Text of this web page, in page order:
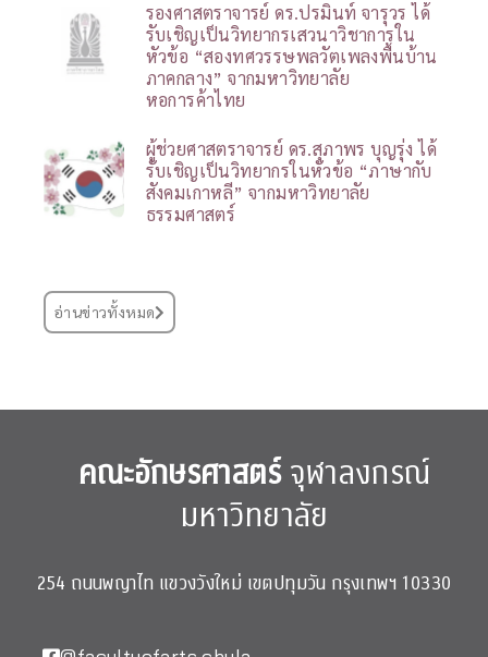
รองศาสตราจารย์ ดร.ปรมินท์ จารุวร ได้
รับเชิญเป็นวิทยากรเสวนาวิชาการใน
หัวข้อ “สองทศวรรษพลวัตเพลงพื้นบ้าน
ภาคกลาง” จากมหาวิทยาลัย
หอการค้าไทย
ผู้ช่วยศาสตราจารย์ ดร.สุภาพร บุญรุ่ง ได้
รับเชิญเป็นวิทยากรในหัวข้อ “ภาษากับ
สังคมเกาหลี” จากมหาวิทยาลัย
ธรรมศาสตร์
อ่านข่าวทั้งหมด
คณะอักษรศาสตร์จุฬาลงกรณ์
มหาวิทยาลัย
254 ถนนพญาไท แขวงวังใหม่ เขตปทุมวัน กรุงเทพฯ 10330